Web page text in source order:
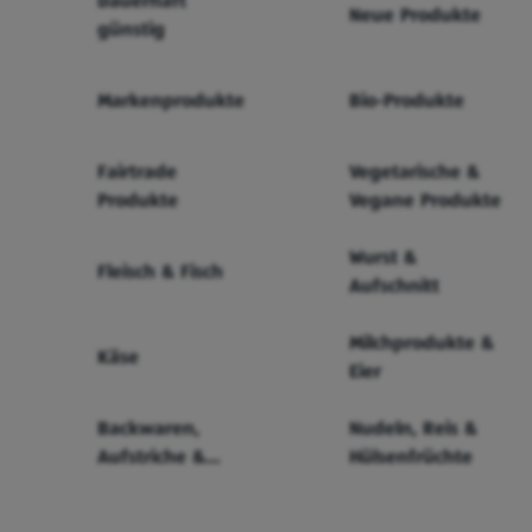
günstig
Neue Produkte
Markenprodukte Bio-Produkte
Fairtrade
Produkte
Vegetarische &
Vegane Produkte
Fleisch & Fisch
Wurst &
Aufschnitt
Käse
Milchprodukte &
Eier
Backwaren,
Aufstriche &
Nudeln, Reis &
Hülsenfrüchte